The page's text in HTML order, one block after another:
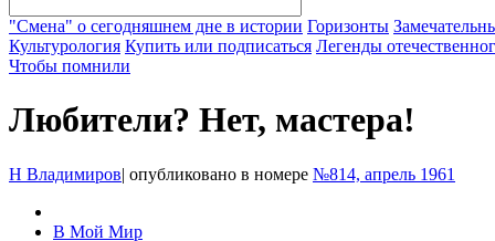
"Смена" о сегодняшнем дне в истории Горизонты
Культурология Купить или подписаться Легенды
Чтобы помнили
Любители? Нет, мастера!
Н Владимиров| опубликовано в номере №814, апрель 1961
В Мой Мир